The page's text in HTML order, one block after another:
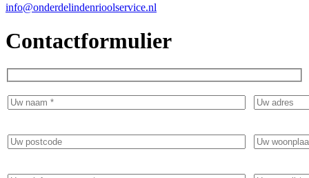
info@onderdelindenrioolservice.nl
Contactformulier